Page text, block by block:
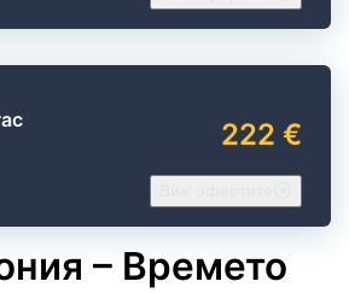
222 €
– Времето